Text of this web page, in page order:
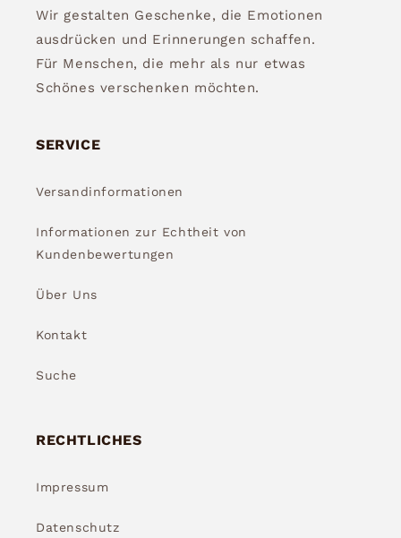
Wir gestalten Geschenke, die Emotionen
ausdrücken und Erinnerungen schaffen.
Für Menschen, die mehr als nur etwas
Schönes verschenken möchten.
SERVICE
Versandinformationen
Informationen zur Echtheit von
Kundenbewertungen
Über Uns
Kontakt
Suche
RECHTLICHES
Impressum
Datenschutz